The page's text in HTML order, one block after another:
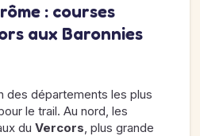
: courses
aux Baronnies
des départements les plus
le trail. Au nord, les
du Vercors, plus grande